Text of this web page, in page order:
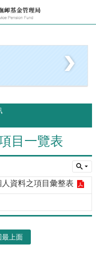
目一覽表
資料之項目彙整表
最上面